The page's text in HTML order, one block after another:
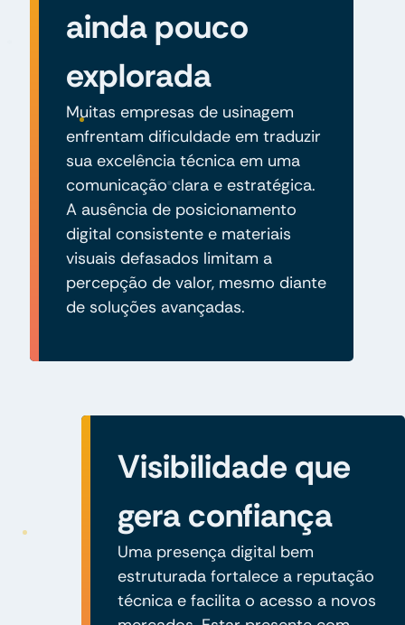
ainda pouco
explorada
Muitas empresas de usinagem
enfrentam dificuldade em traduzir
sua excelência técnica em uma
comunicação clara e estratégica.
A ausência de posicionamento
digital consistente e materiais
visuais defasados limitam a
percepção de valor, mesmo diante
de soluções avançadas.
Visibilidade que
gera confiança
Uma presença digital bem
estruturada fortalece a reputação
técnica e facilita o acesso a novos